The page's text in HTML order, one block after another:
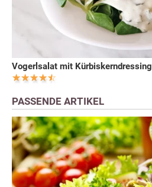
Vogerlsalat mit Kürbiskerndressing
PASSENDE ARTIKEL